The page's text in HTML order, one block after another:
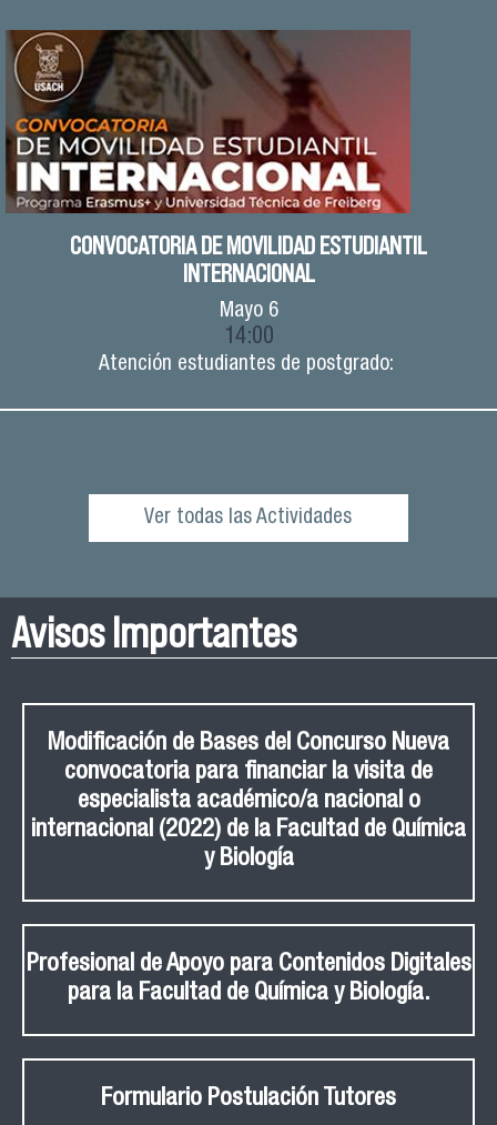
CONVOCATORIA DE MOVILIDAD ESTUDIANTIL
INTERNACIONAL
Mayo6
14:00
Atención estudiantes de postgrado:
Ver todas las Actividades
Avisos Importantes
Modificación de Bases del Concurso Nueva
convocatoria para financiar la visita de
especialista académico/a nacional o
internacional (2022) de la Facultad de Química
y Biología
Profesional de Apoyo para Contenidos Digitales
para la Facultad de Química y Biología.
Formulario Postulación Tutores